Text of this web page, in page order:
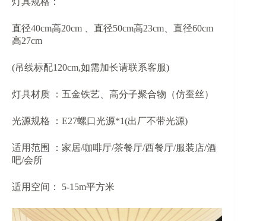
直径40cm高20cm 、直径50cm高23cm、直径60cm
高27cm
(吊线标配120cm,如需加长请联系客服)
灯具材质 ：五金铁艺、高分子聚合物（仿蚕丝）
光源规格 ：E27螺口光源*1(出厂不带光源)
适用范围 ：家居/咖啡厅/茶餐厅/西餐厅/服装店/酒
吧/会所
适用空间： 5-15m平方米